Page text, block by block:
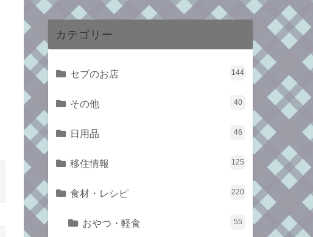
カテゴリー
セブのお店 144
その他 40
日用品 46
移住情報 125
食材・レシピ 220
おやつ・軽食 55